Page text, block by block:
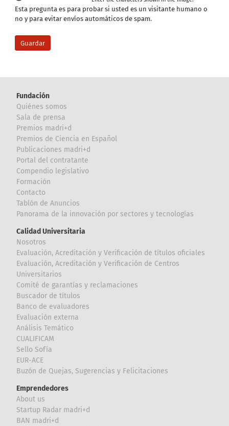
Esta pregunta es para probar si usted es un visitante humano o
no y para evitar envíos automáticos de spam.
Fundación
Quiénes somos
Sala de prensa
Premios madri+d
Premios de Ciencia en Español
Publicaciones madri+d
Portal del contratante
Compendio legislativo
Formación
Contacto
Tablón de Anuncios
Panorama de la innovación por sectores y tecnologías
Calidad Universitaria
Nosotros
Evaluación, Acreditación y Verificación de títulos oficiales
Evaluación, Acreditación y Verificación de Centros
Universitarios
Comité de garantías y reclamaciones
Buscador de títulos
Banco de evaluadores
Evaluación externa
Análisis Temático
CUALIFICAM
Sello Sofía
EUR-ACE
Buzón de Quejas, Sugerencias y Felicitaciones
Emprendedores
About us
Startup Radar madri+d
BAN madri+d